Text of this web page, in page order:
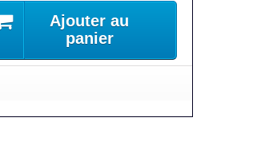
Ajouter au
panier